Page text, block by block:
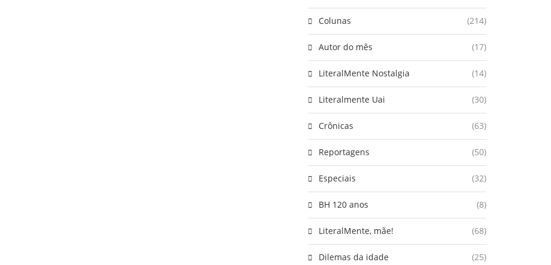
Colunas (214)
Autor do mês (17)
LiteralMente Nostalgia (14)
Literalmente Uai (30)
Crônicas (63)
Reportagens (50)
Especiais (32)
BH 120 anos (8)
LiteralMente, mãe! (68)
Dilemas da idade (25)